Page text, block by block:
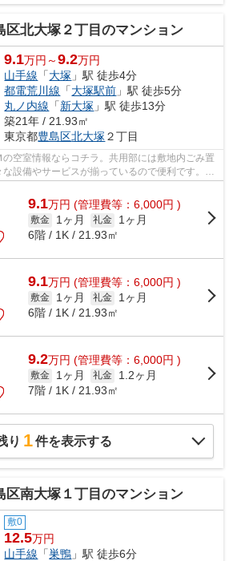
区北大塚２丁目のマンション
9.1万円～9.2万円
山手線 「大塚 」駅 徒歩4分
都電荒川線 「大塚駅前 」駅 徒歩5分
丸ノ内線 「新大塚 」駅 徒歩13分
築21年 / 21.93㎡
東京都豊島区北大塚 ２丁目
空室情報ならコチラ。共用部には敷地内ごみ置
設備やサービスが揃っているので便利です。2
マンション...
9.1万円 (管理費等：6,000円 )
敷金 1ヶ月 礼金
1ヶ月
6階 / 1K / 21.93㎡
9.1万円 (管理費等：6,000円 )
敷金 1ヶ月 礼金
1ヶ月
6階 / 1K / 21.93㎡
9.2万円 (管理費等：6,000円 )
敷金 1ヶ月 礼金
1.2ヶ月
7階 / 1K / 21.93㎡
り 1件を表示する
区南大塚１丁目のマンション
敷0
12.5万円
山手線 「巣鴨 」駅 徒歩6分